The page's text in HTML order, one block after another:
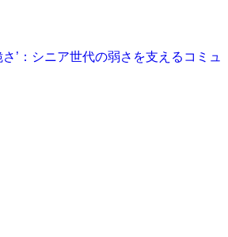
’：シニア世代の弱さを支えるコミュ